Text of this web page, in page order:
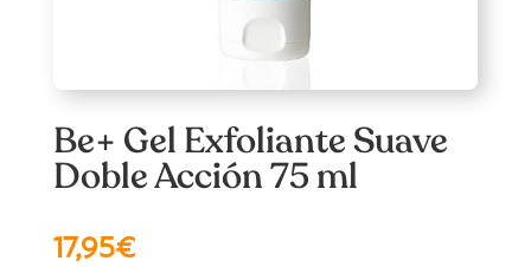
Be+ Gel Exfoliante Suave
Doble Acción 75 ml
17,95€